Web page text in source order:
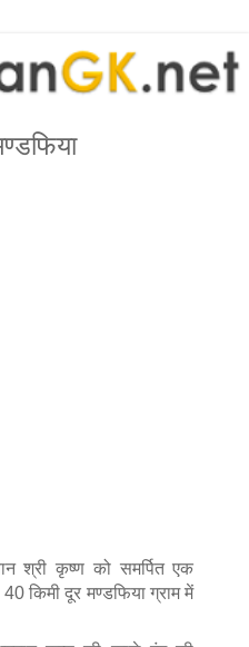
श्री कृष्ण को समर्पित एक
किमी दूर मण्डफिया ग्राम में